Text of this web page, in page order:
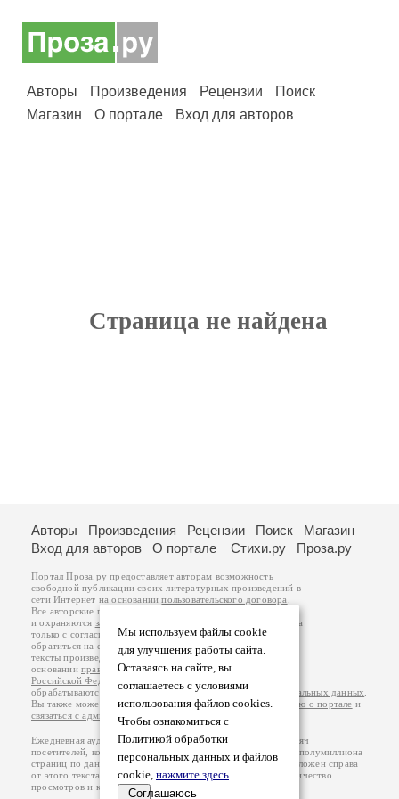
Авторы Произведения Рецензии
Поиск
Магазин
О портале Вход для авторов
Страница не найдена
Мы используем файлы cookie
для улучшения работы сайта.
Оставаясь на сайте, вы
соглашаетесь с условиями
использования файлов cookies.
Чтобы ознакомиться с
Политикой обработки
персональных данных и файлов
cookie, нажмите здесь.
Соглашаюсь
Авторы Произведения Рецензии Поиск
Магазин
Вход для авторов
О портале Стихи.ру Проза.ру
Портал Проза.ру предоставляет авторам возможность
свободной публикации своих литературных произведений в
сети Интернет на основаниипользовательского договора
Все авторские права на произведения принадлежат авторам
и охраняются законом
. Перепечатка произведений возможна
только с согласия его автора, к которому вы можете
обратиться на его авторской странице. Ответственность за
тексты произведений авторы несут самостоятельно на
основанииправил публикацииизаконодательства
Российской Федерации
обрабатываются на основанииПолитики обработки персональных данных
Вы также можете посмотреть более подробнуюинформацию о портале и
связаться с администрацией
Ежедневная аудитория портала Проза.ру – порядка 100 тысяч
посетителей, которые в общей сумме просматривают более полумиллиона
страниц по данным счетчика посещаемости, который расположен справа
от этого текста. В каждой графе указано по две цифры: количество
просмотров и количество посетителей.